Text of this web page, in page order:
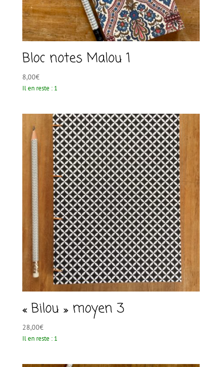
Bloc notes Malou 1
8,00€
Il en reste : 1
« Bilou » moyen 3
28,00€
Il en reste : 1